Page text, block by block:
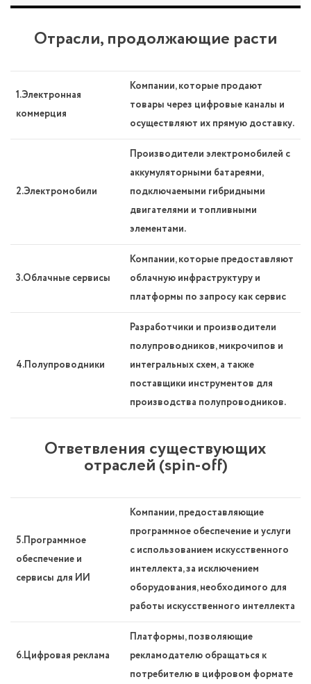
Отрасли, продолжающие расти
1.Электронная
коммерция
Компании, которые продают
товары через цифровые каналы и
осуществляют их прямую доставку.
2.Электромобили
Производители электромобилей с
аккумуляторными батареями,
подключаемыми гибридными
двигателями и топливными
элементами.
3.Облачные сервисы
Компании, которые предоставляют
облачную инфраструктуру и
платформы по запросу как сервис
4.Полупроводники
Разработчики и производители
полупроводников, микрочипов и
интегральных схем, а также
поставщики инструментов для
производства полупроводников.
Ответвления существующих
отраслей (spin-off)
5.Программное
обеспечение и
сервисы для ИИ
Компании, предоставляющие
программное обеспечение и услуги
с использованием искусственного
интеллекта, за исключением
оборудования, необходимого для
работы искусственного интеллекта
6.Цифровая реклама
Платформы, позволяющие
рекламодателю обращаться к
потребителю в цифровом формате